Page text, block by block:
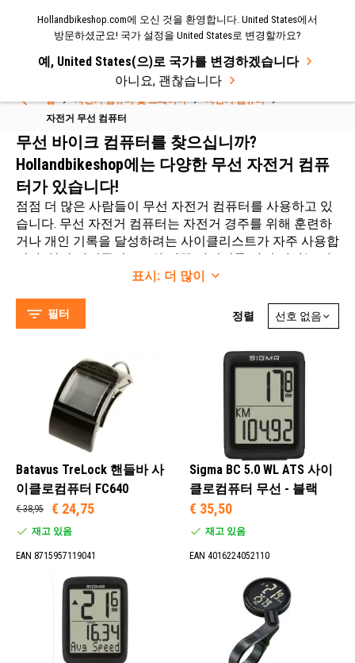
Hollandbikeshop.com에 오신 것을 환영합니다. United States에서
방문하셨군요! 국가 설정을 United States로 변경할까요?
예, United States(으)로 국가를 변경하겠습니다
아니요, 괜찮습니다
홈 자전거 컴퓨터 및 트레이너
자전거 컴퓨터
자전거 무선 컴퓨터
자전거 무선 컴퓨터
Batavus (1)
레드 (1)
화이트 (3)
블랙 (23)
포함됨 (24)
포함되지 않음 (1)
N(아니요) (22)
Y(예) (9)
무선 바이크 컴퓨터를 찾으십니까?
Hollandbikeshop에는 다양한 무선 자전거 컴퓨
터가 있습니다!
점점 더 많은 사람들이 무선 자전거 컴퓨터를 사용하고 있
습니다. 무선 자전거 컴퓨터는 자전거 경주를 위해 훈련하
거나 개인 기록을 달성하려는 사이클리스트가 자주 사용합
니다. 일반 사이클리스트와 가끔 자전거를 타러 나가는 사
람들(날씨가 좋을 때)에게도 낯선 제품은 아닙니다. 자전거
입니다.
거 컴퓨터는 일반적으로 현재 속도와 시간, 이동 거리 및 칼
로리 소모량을 보여줍니다. 그 외에 더 많은 기능이 있으며
유선 자전거 컴퓨터처럼 프레임에 집어넣을 전선이 없습니
다. 아래에서는 무선 자전거 컴퓨터로 가능한 모든 것을 보
여드리겠습니다.
표시: 더 많이
필터 정렬
Batavus TreLock 핸들바 사
이클로컴퓨터 FC640
€ 38,95 € 24,75
재고 있음
EAN 8715957119041
Sigma BC 5.0 WL ATS 사이
클로컴퓨터 무선 - 블랙
€ 35,50
재고 있음
EAN 4016224052110